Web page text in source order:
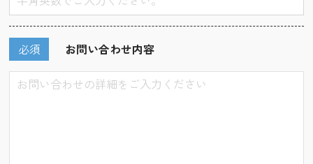
お問い合わせ内容
必須